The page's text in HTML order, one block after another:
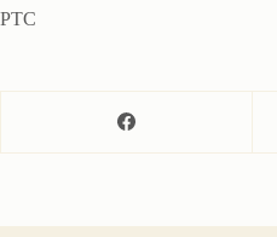
РТС